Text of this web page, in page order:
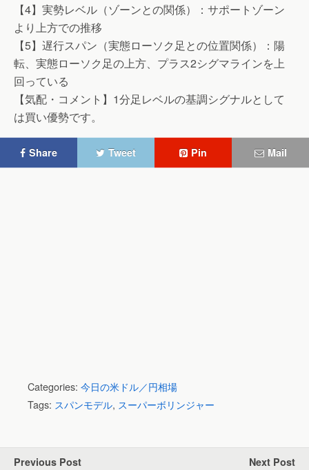
【4】実勢レベル（ゾーンとの関係）：サポートゾーン
より上方での推移
【5】遅行スパン（実態ローソク足との位置関係）：陽
転、実態ローソク足の上方、プラス2シグマラインを上
回っている
【気配・コメント】1分足レベルの基調シグナルとして
は買い優勢です。
Share Tweet Pin Mail
Categories: 今日の米ドル／円相場
Tags: スパンモデル, スーパーボリンジャー
Previous Post Next Post